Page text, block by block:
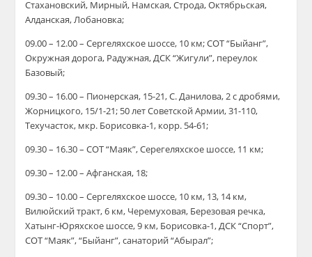
Стахановский, Мирный, Намская, Строда, Октябрьская,
Алданская, Лобановка;
09.00 – 12.00 – Сергеляхское шоссе, 10 км; СОТ “Быйанг”,
Окружная дорога, Радужная, ДСК “Жигули”, переулок
Базовый;
09.30 – 16.00 – Пионерская, 15-21, С. Данилова, 2 с дробями,
Жорницкого, 15/1-21; 50 лет Советской Армии, 31-110,
Техучасток, мкр. Борисовка-1, корр. 54-61;
09.30 – 16.30 – СОТ “Маяк”, Серегеляхское шоссе, 11 км;
09.30 – 12.00 – Афганская, 18;
09.30 – 10.00 – Сергеляхское шоссе, 10 км, 13, 14 км,
Вилюйский тракт, 6 км, Черемуховая, Березовая речка,
Хатынг-Юряхское шоссе, 9 км, Борисовка-1, ДСК “Спорт”,
СОТ “Маяк”, “Быйанг”, санаторий “Абырал”;